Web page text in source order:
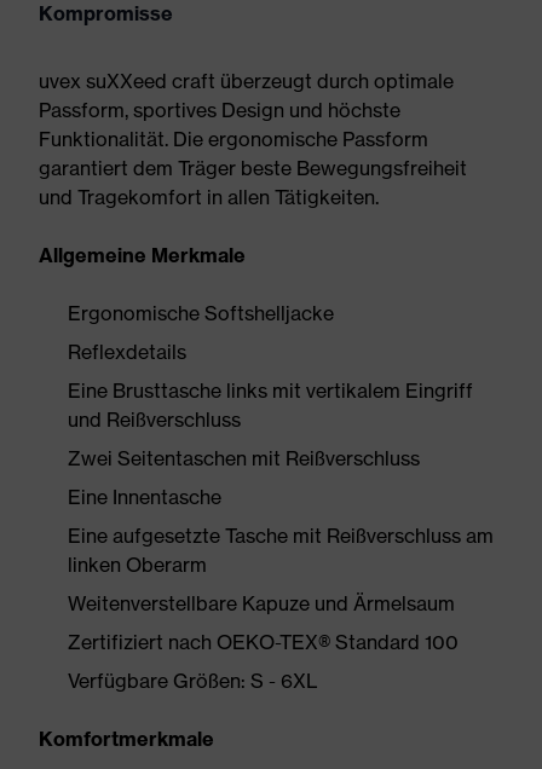
Kompromisse
uvex suXXeed craft überzeugt durch optimale
Passform, sportives Design und höchste
Funktionalität. Die ergonomische Passform
garantiert dem Träger beste Bewegungsfreiheit
und Tragekomfort in allen Tätigkeiten.
Allgemeine Merkmale
Ergonomische Softshelljacke
Reflexdetails
Eine Brusttasche links mit vertikalem Eingriff
und Reißverschluss
Zwei Seitentaschen mit Reißverschluss
Eine Innentasche
Eine aufgesetzte Tasche mit Reißverschluss am
linken Oberarm
Weitenverstellbare Kapuze und Ärmelsaum
Zertifiziert nach OEKO-TEX® Standard 100
Verfügbare Größen: S - 6XL
Komfortmerkmale